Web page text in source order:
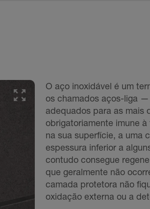
O aço inoxidável é um
os chamados aços-liga
adequados para as mais
obrigatoriamente imune
na sua superfície, a uma
espessura inferior a
contudo consegue
que geralmente não
camada protetora não
oxidação externa ou a